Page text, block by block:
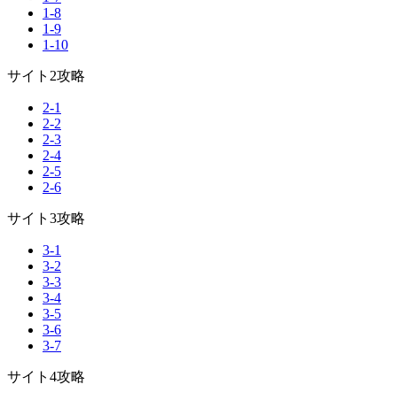
1-8
1-9
1-10
サイト2攻略
2-1
2-2
2-3
2-4
2-5
2-6
サイト3攻略
3-1
3-2
3-3
3-4
3-5
3-6
3-7
サイト4攻略